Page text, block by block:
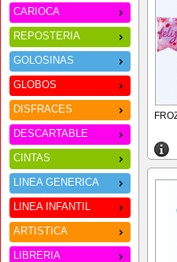
CARIOCA
REPOSTERIA
GOLOSINAS
GLOBOS
DISFRACES
DESCARTABLE
CINTAS
LINEA GENERICA
LINEA INFANTIL
ARTISTICA
LIBRERIA